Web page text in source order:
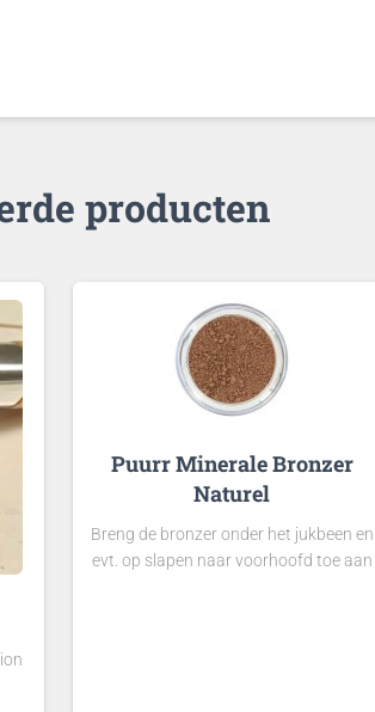
producten
Puurr Minerale Bronzer
Naturel
Breng de bronzer onder het jukbeen en
evt. op slapen naar voorhoofd toe aan